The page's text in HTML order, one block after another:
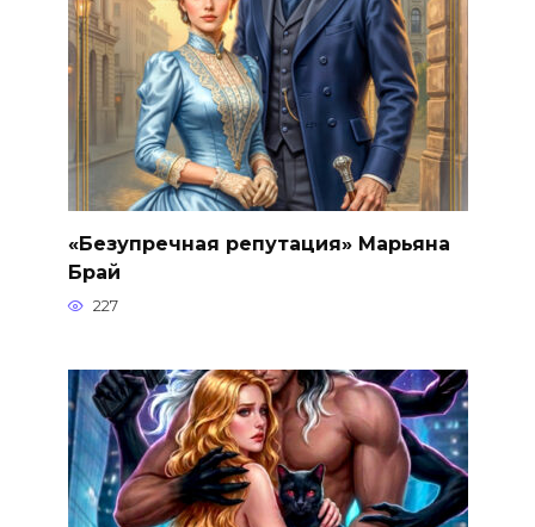
«Безупречная репутация» Марьяна
Брай
227